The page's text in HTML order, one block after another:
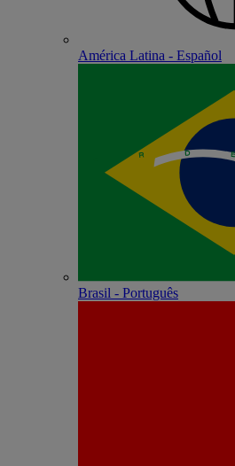
América Latina - Español
Brasil - Português